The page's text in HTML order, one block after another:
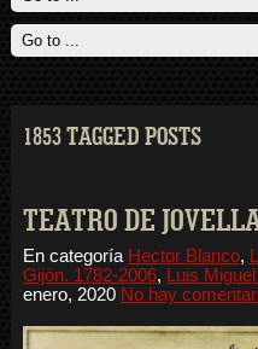
1853 TAGGED POSTS
TEATRO DE
En categoría Hector Blanco,
Gijón. 1782-2006, Luis
enero, 2020 No hay